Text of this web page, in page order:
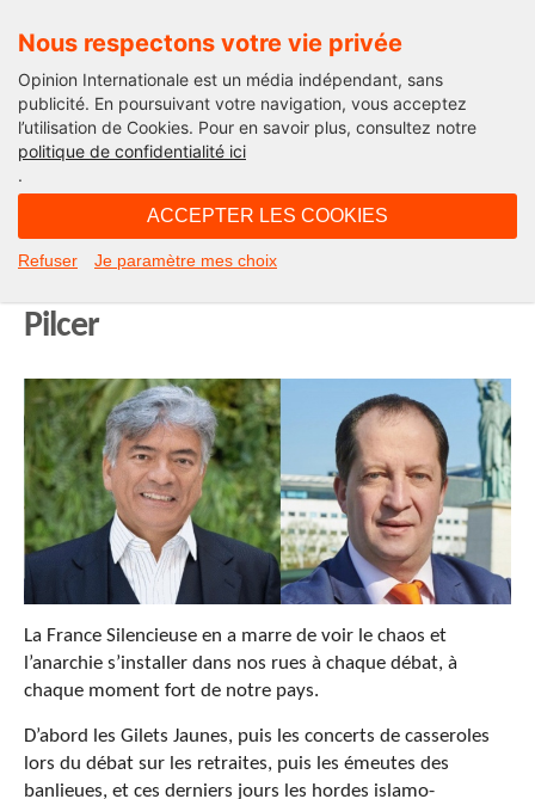
Nous respectons votre vie privée
Opinion Internationale est un média indépendant, sans
publicité. En poursuivant votre navigation, vous acceptez
l’utilisation de Cookies. Pour en savoir plus, consultez notre
politique de confidentialité ici
.
ACCEPTER LES COOKIES
Refuser Je paramètre mes choix
Edito
La France Silencieuse en a ras-le-bol
Pilcer
La France Silencieuse en a marre de voir le chaos et
l’anarchie s’installer dans nos rues à chaque débat, à
chaque moment fort de notre pays.
D’abord les Gilets Jaunes, puis les concerts de casseroles
lors du débat sur les retraites, puis les émeutes des
banlieues, et ces derniers jours les hordes islamo-